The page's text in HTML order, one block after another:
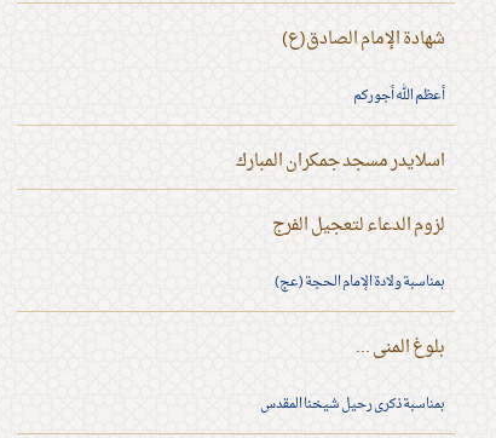
شهادة الإمام الصادق(ع)
أعظم الله أجوركم
اسلايدر مسجد جمكران المبارك
لزوم الدعاء لتعجيل الفرج
بمناسبة ولادة الإمام الحجة (عج)
بلوغ المنى ...
بمناسبة ذكرى رحيل شيخنا المقدس